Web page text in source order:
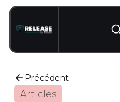
Précédent
Articles